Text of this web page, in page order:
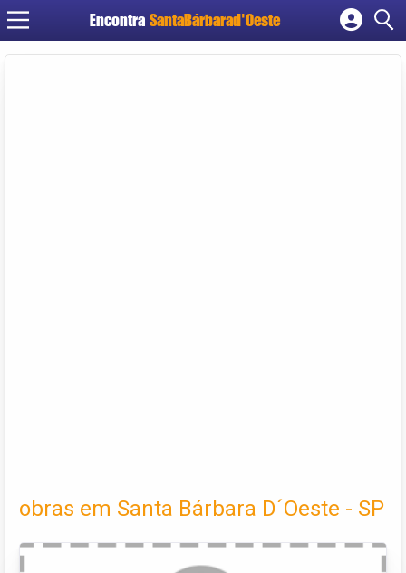
Encontra SantaBárbarad'Oeste
Cadastrar empresa
obras em Santa Bárbara D´Oeste - SP